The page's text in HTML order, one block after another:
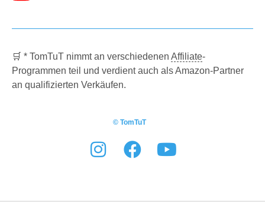
🛒 * TomTuT nimmt an verschiedenen Affiliate-
Programmen teil und verdient auch als Amazon-Partner
an qualifizierten Verkäufen.
© TomTuT